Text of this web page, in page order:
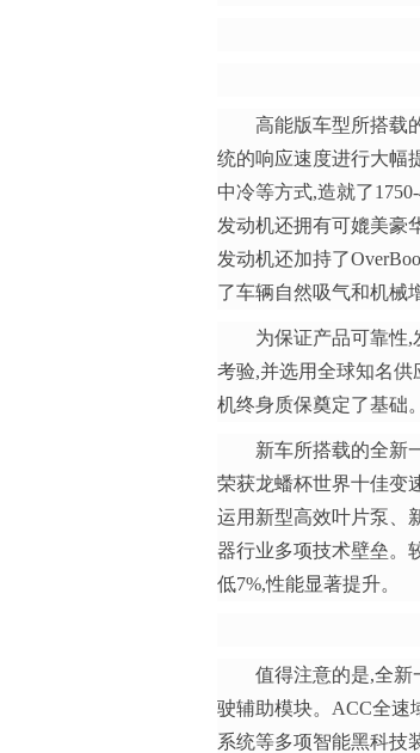
高能版车型所搭载
统的响应速度进行大幅
中冷等方式,造就了
发动机还拥有可媲美豪
发动机还加持了
了车辆自然吸气和机械
为保证产品可靠性,
考验,并选用全球知名
机终身质保奠定了基础。
新车所搭载的全新
荣获龙蟠杯世界十佳变
运用新型高效叶片泵、
器行业多项技术壁垒。
低7%,性能显著提升。
值得注意的是,全新
驶辅助模块。ACC全速
系统等多项智能黑科技